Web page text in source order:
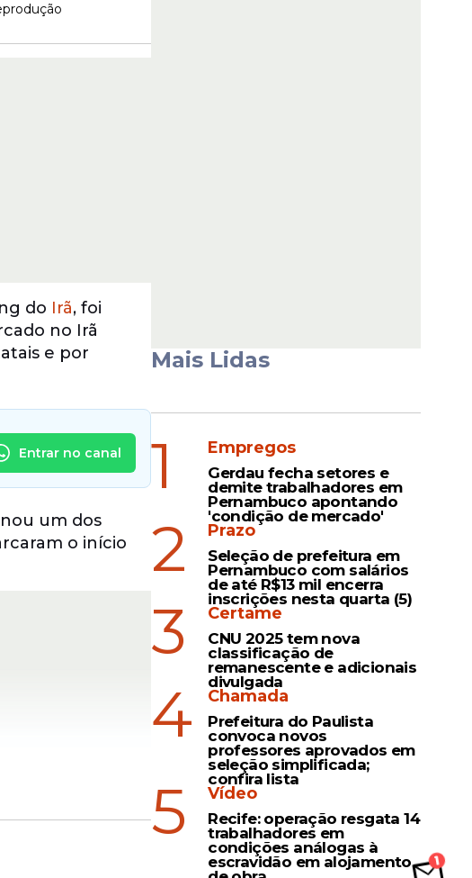
do Irã, foi
no Irã
e por
Entrar no canal
um dos
o início
Mais Lidas
1 Empregos
Gerdau fecha setores e
demite trabalhadores em
Pernambuco apontando
'condição de mercado'
2 Prazo
Seleção de prefeitura em
Pernambuco com salários
de até R$13 mil encerra
inscrições nesta quarta (5)
3 Certame
CNU 2025 tem nova
classificação de
remanescente e adicionais
divulgada
4 Chamada
Prefeitura do Paulista
convoca novos
professores aprovados em
seleção simplificada;
confira lista
5 Vídeo
Recife: operação resgata 14
trabalhadores em
condições análogas à
escravidão em alojamento